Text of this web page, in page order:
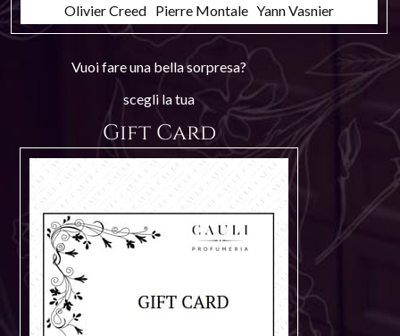
Olivier Creed Pierre Montale Yann Vasnier
Vuoi fare una bella sorpresa?
scegli la tua
Gift Card